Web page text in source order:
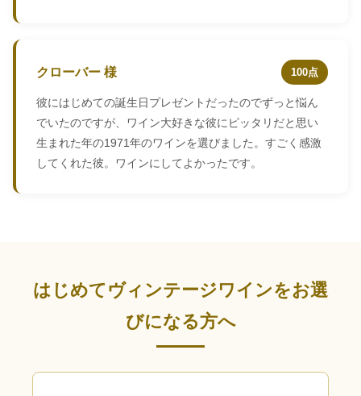
クローバー 様 100点
彼にはじめての誕生日プレゼントだったのでずっと悩ん
でいたのですが、ワイン大好きな彼にピッタリだと思い
生まれた年の1971年のワインを選びました。すごく感激
してくれた彼。ワインにしてよかったです。
はじめてヴィンテージワインをお選
びになる方へ